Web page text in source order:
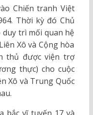
Chiến tranh Việt
Thời kỳ đó Chủ
trì mối quan hệ
Xô và Cộng hòa
thủ được viện trợ
thực) cho cuộc
Xô và Trung Quốc